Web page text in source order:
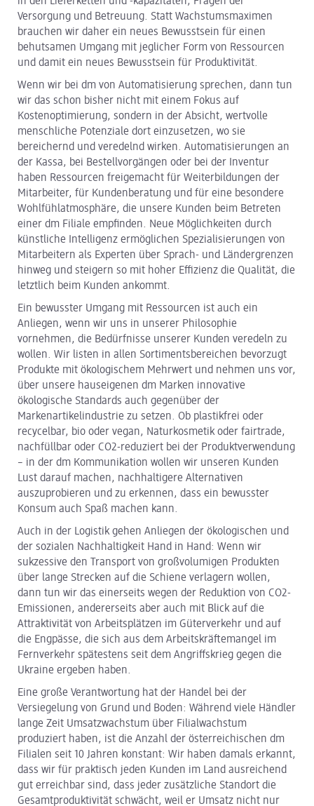
Versorgung und Betreuung. Statt Wachstumsmaximen
brauchen wir daher ein neues Bewusstsein für einen
behutsamen Umgang mit jeglicher Form von Ressourcen
und damit ein neues Bewusstsein für Produktivität.
Wenn wir bei dm von Automatisierung sprechen, dann tun
wir das schon bisher nicht mit einem Fokus auf
Kostenoptimierung, sondern in der Absicht, wertvolle
menschliche Potenziale dort einzusetzen, wo sie
bereichernd und veredelnd wirken. Automatisierungen an
der Kassa, bei Bestellvorgängen oder bei der Inventur
haben Ressourcen freigemacht für Weiterbildungen der
Mitarbeiter, für Kundenberatung und für eine besondere
Wohlfühlatmosphäre, die unsere Kunden beim Betreten
einer dm Filiale empfinden. Neue Möglichkeiten durch
künstliche Intelligenz ermöglichen Spezialisierungen von
Mitarbeitern als Experten über Sprach- und Ländergrenzen
hinweg und steigern so mit hoher Effizienz die Qualität, die
letztlich beim Kunden ankommt.
Ein bewusster Umgang mit Ressourcen ist auch ein
Anliegen, wenn wir uns in unserer Philosophie
vornehmen, die Bedürfnisse unserer Kunden veredeln zu
wollen. Wir listen in allen Sortimentsbereichen bevorzugt
Produkte mit ökologischem Mehrwert und nehmen uns vor,
über unsere hauseigenen dm Marken innovative
ökologische Standards auch gegenüber der
Markenartikelindustrie zu setzen. Ob plastikfrei oder
recycelbar, bio oder vegan, Naturkosmetik oder fairtrade,
nachfüllbar oder CO2-reduziert bei der Produktverwendung
– in der dm Kommunikation wollen wir unseren Kunden
Lust darauf machen, nachhaltigere Alternativen
auszuprobieren und zu erkennen, dass ein bewusster
Konsum auch Spaß machen kann.
Auch in der Logistik gehen Anliegen der ökologischen und
der sozialen Nachhaltigkeit Hand in Hand: Wenn wir
sukzessive den Transport von großvolumigen Produkten
über lange Strecken auf die Schiene verlagern wollen,
dann tun wir das einerseits wegen der Reduktion von CO2-
Emissionen, andererseits aber auch mit Blick auf die
Attraktivität von Arbeitsplätzen im Güterverkehr und auf
die Engpässe, die sich aus dem Arbeitskräftemangel im
Fernverkehr spätestens seit dem Angriffskrieg gegen die
Ukraine ergeben haben.
Eine große Verantwortung hat der Handel bei der
Versiegelung von Grund und Boden: Während viele Händler
lange Zeit Umsatzwachstum über Filialwachstum
produziert haben, ist die Anzahl der österreichischen dm
Filialen seit 10 Jahren konstant: Wir haben damals erkannt,
dass wir für praktisch jeden Kunden im Land ausreichend
gut erreichbar sind, dass jeder zusätzliche Standort die
Gesamtproduktivität schwächt, weil er Umsatz nicht nur